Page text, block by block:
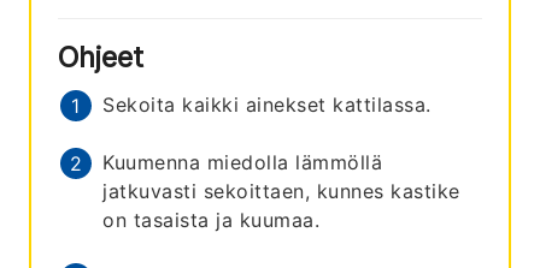
Ohjeet
Sekoita kaikki ainekset kattilassa.
Kuumenna miedolla lämmöllä
jatkuvasti sekoittaen, kunnes kastike
on tasaista ja kuumaa.